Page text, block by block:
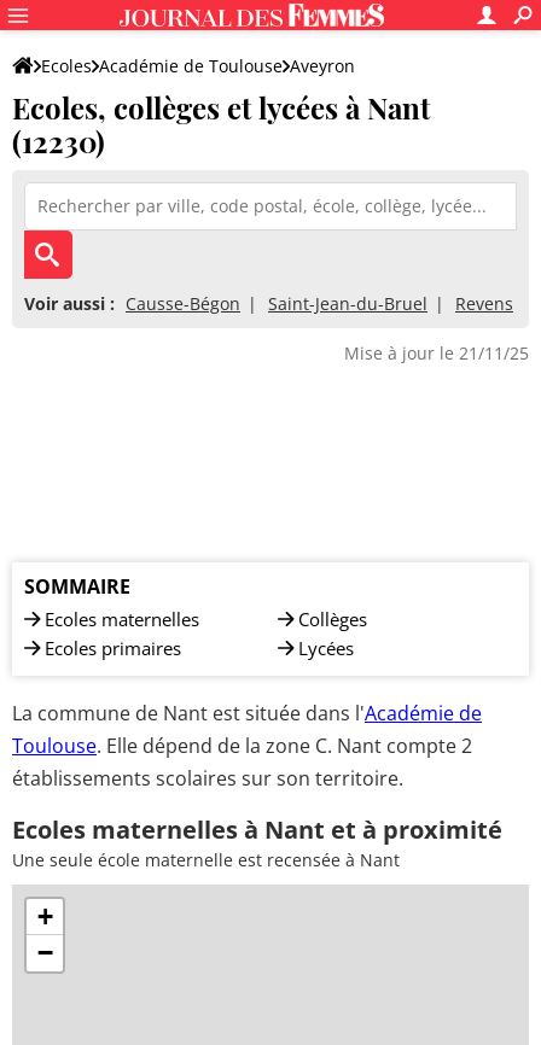
Ecoles Académie de Toulouse Aveyron
Ecoles, collèges et lycées à Nant
(12230)
Voir aussi : Causse-Bégon Saint-Jean-du-Bruel Revens
Mise à jour le 21/11/25
SOMMAIRE
Ecoles maternelles
Ecoles primaires
Collèges
Lycées
La commune de Nant est située dans l'Académie de
Toulouse. Elle dépend de la zone C. Nant compte 2
établissements scolaires sur son territoire.
Ecoles maternelles à Nant et à proximité
Une seule école maternelle est recensée à Nant
+
−